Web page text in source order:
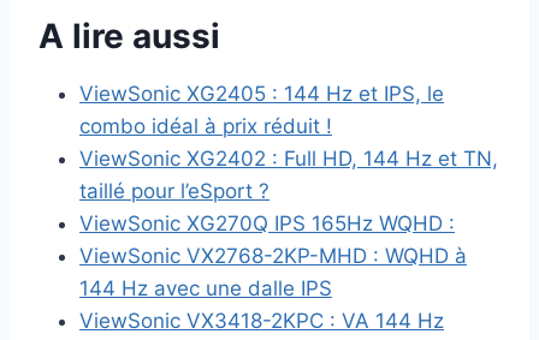
A lire aussi
ViewSonic XG2405 : 144 Hz et IPS, le
combo idéal à prix réduit !
ViewSonic XG2402 : Full HD, 144 Hz et TN,
taillé pour l’eSport ?
ViewSonic XG270Q IPS 165Hz WQHD :
ViewSonic VX2768-2KP-MHD : WQHD à
144 Hz avec une dalle IPS
ViewSonic VX3418-2KPC : VA 144 Hz